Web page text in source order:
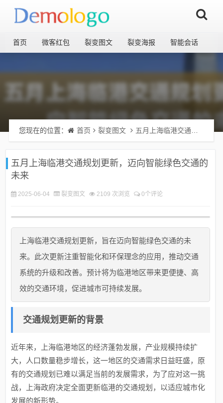
首页 微客红包 裂变图文 裂变海报 智能会话
您现在的位置： 首页 裂变图文 五月上海临港交通规划更新，迈向智能绿色交通的未来
五月上海临港交通规划更新，迈向智能绿色交通的
未来
2025-06-04 裂变图文 2109 次浏览 0个评论
上海临港交通规划更新，旨在迈向智能绿色交通的未
来。此次更新注重智能化和环保理念的应用，推动交通
系统的升级和改善。预计将为临港地区带来更便捷、高
效的交通环境，促进城市可持续发展。
交通规划更新的背景
近年来，上海临港地区的经济蓬勃发展，产业规模持续扩
大，人口数量稳步增长，这一地区的交通需求日益旺盛，原
有的交通规划已难以满足当前的发展需求，为了应对这一挑
战，上海政府决定全面更新临港的交通规划，以适应城市化
发展的新形势。